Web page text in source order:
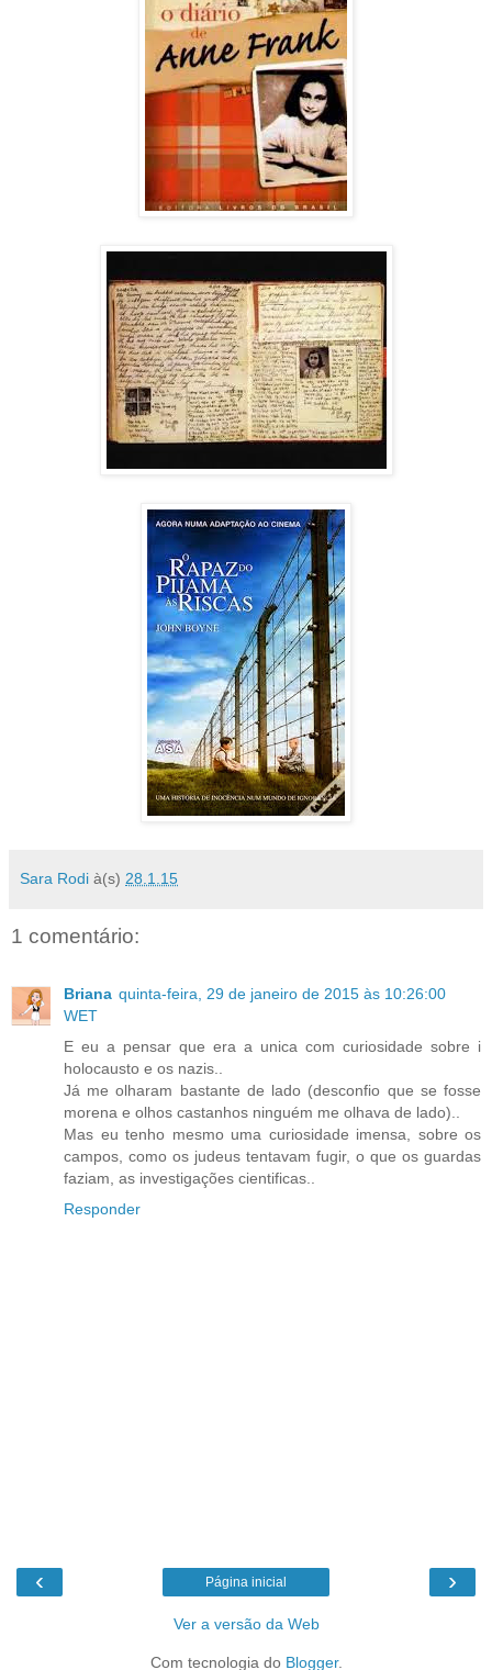
Sara Rodi à(s) 28.1.15
1 comentário:
Briana quinta-feira, 29 de janeiro de 2015 às 10:26:00
WET
E eu a pensar que era a unica com curiosidade sobre i
holocausto e os nazis..
Já me olharam bastante de lado (desconfio que se fosse
morena e olhos castanhos ninguém me olhava de lado)..
Mas eu tenho mesmo uma curiosidade imensa, sobre os
campos, como os judeus tentavam fugir, o que os guardas
faziam, as investigações cientificas..
Responder
‹ ›
Página inicial
Ver a versão da Web
Com tecnologia do Blogger.